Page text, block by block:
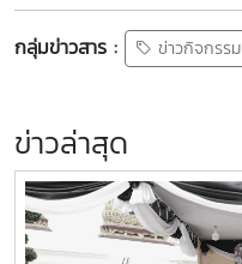
กลุ่มข่าวสาร : ข่าวกิจกรรม
ข่าวล่าสุด